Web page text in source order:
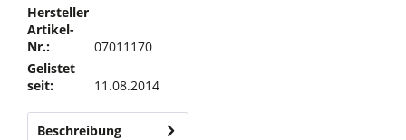
Hersteller
Artikel-
Nr.:
07011170
Gelistet
seit:
11.08.2014
Beschreibung